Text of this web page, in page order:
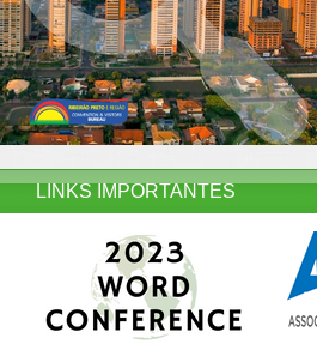
LINKS IMPORTANTES